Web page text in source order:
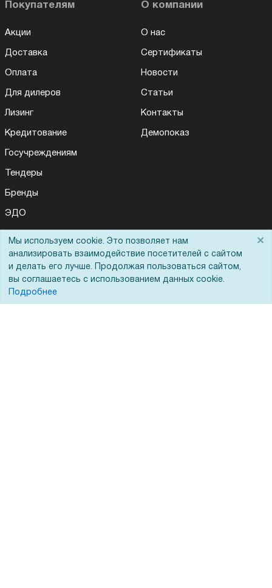
Покупателям
Акции
Доставка
Оплата
Для дилеров
Лизинг
Кредитование
Госучреждениям
Тендеры
Бренды
ЭДО
О компании
О нас
Сертификаты
Новости
Статьи
Контакты
Демопоказ
Помощь
Реквизиты
Мы используем cookie. Это позволяет нам
анализировать взаимодействие посетителей с сайтом
и делать его лучше. Продолжая пользоваться сайтом,
вы соглашаетесь с использованием данных cookie.
Подробнее
×